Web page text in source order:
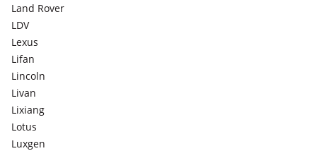
Land Rover
LDV
Lexus
Lifan
Lincoln
Livan
Lixiang
Lotus
Luxgen